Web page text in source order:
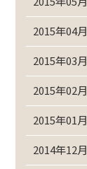
2015年04月
2015年03月
2015年02月
2015年01月
2014年12月